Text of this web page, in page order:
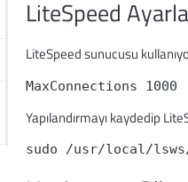
LiteSpeed
LiteSpeed sunucusu
Yapılandırmayı kaydedip